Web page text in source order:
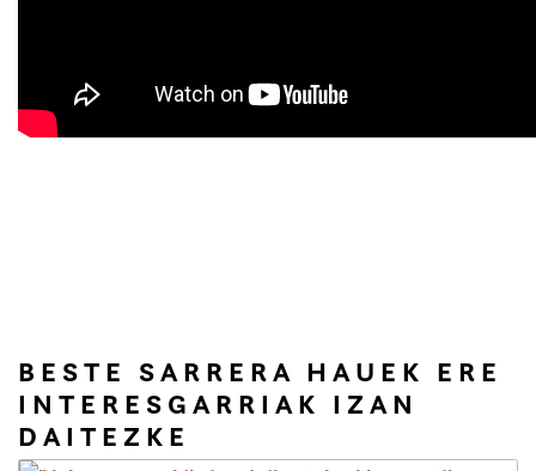
BESTE SARRERA HAUEK ERE
INTERESGARRIAK IZAN
DAITEZKE